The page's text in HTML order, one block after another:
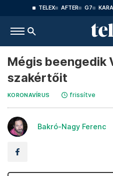
TELEX AFTER G7
Mégis beengedik
szakértőit
KORONAVÍRUS frissítve
Bakró-Nagy Ferenc